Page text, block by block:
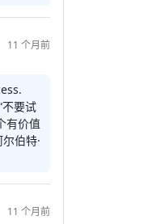
11 个月前
不要试
有价值
尔伯特·
11 个月前